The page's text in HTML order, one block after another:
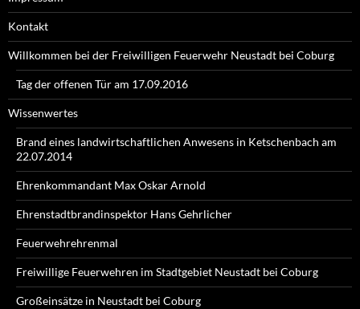
Kontakt
Willkommen bei der Freiwilligen Feuerwehr Neustadt bei Coburg
Tag der offenen Tür am 17.09.2016
Wissenwertes
Brand eines landwirtschaftlichen Anwesens in Ketschenbach am
22.07.2014
Ehrenkommandant Max Oskar Arnold
Ehrenstadtbrandinspektor Hans Gehrlicher
Feuerwehrehrenmal
Freiwillige Feuerwehren im Stadtgebiet Neustadt bei Coburg
Großeinsätze in Neustadt bei Coburg